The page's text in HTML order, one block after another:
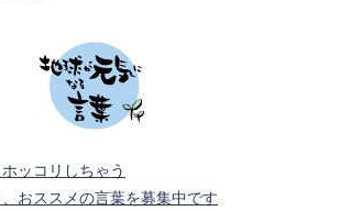
ッコリしちゃう
おススメの言葉を募集中です